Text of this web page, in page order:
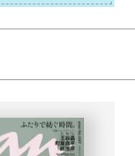
しょう。